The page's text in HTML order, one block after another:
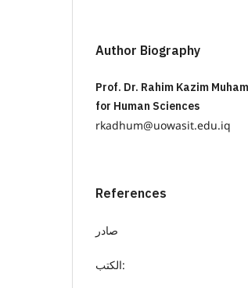
Author Biography
Prof. Dr. Rahim Kazim
for Human Sciences
rkadhum@uowasit.edu.iq
References
صادر
الكتب: